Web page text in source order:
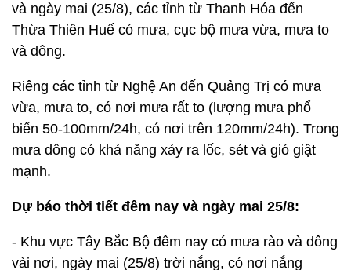
và ngày mai (25/8), các tỉnh từ Thanh Hóa đến
Thừa Thiên Huế có mưa, cục bộ mưa vừa, mưa to
và dông.
Riêng các tỉnh từ Nghệ An đến Quảng Trị có mưa
vừa, mưa to, có nơi mưa rất to (lượng mưa phổ
biến 50-100mm/24h, có nơi trên 120mm/24h). Trong
mưa dông có khả năng xảy ra lốc, sét và gió giật
mạnh.
Dự báo thời tiết đêm nay và ngày mai 25/8:
- Khu vực Tây Bắc Bộ đêm nay có mưa rào và dông
vài nơi, ngày mai (25/8) trời nắng, có nơi nắng